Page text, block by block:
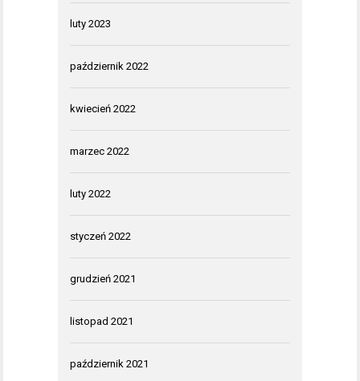
luty 2023
październik 2022
kwiecień 2022
marzec 2022
luty 2022
styczeń 2022
grudzień 2021
listopad 2021
październik 2021